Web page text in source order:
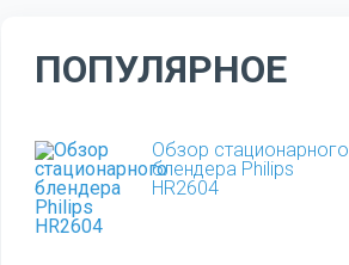
ПОПУЛЯРНОЕ
Обзор стационарного
блендера Philips
HR2604